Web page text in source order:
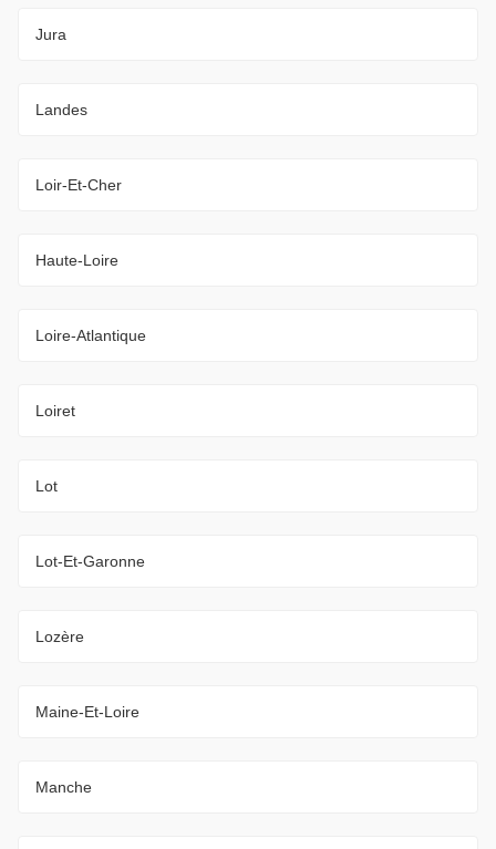
Jura
Landes
Loir-Et-Cher
Haute-Loire
Loire-Atlantique
Loiret
Lot
Lot-Et-Garonne
Lozère
Maine-Et-Loire
Manche